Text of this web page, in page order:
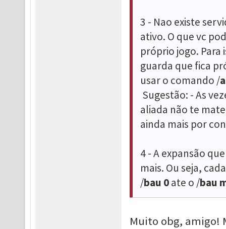
3 - Nao existe
ativo. O que vc
próprio jogo. Para
guarda que fica
usar o comando /
Sugestão: - As
aliada não te
ainda mais por
4 - A expansão
mais. Ou seja,
/bau 0ate o /bau
Muito obg, amigo!